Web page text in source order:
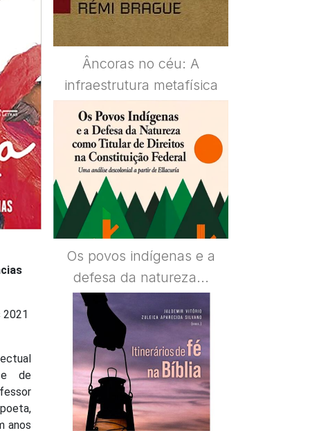
2021
e de
anos
Âncoras no céu: A
infraestrutura metafísica
Os povos indígenas e a
defesa da natureza...